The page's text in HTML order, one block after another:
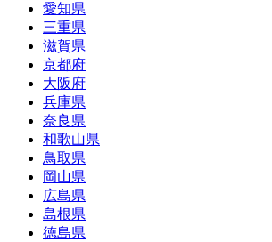
愛知県
三重県
滋賀県
京都府
大阪府
兵庫県
奈良県
和歌山県
鳥取県
岡山県
広島県
島根県
徳島県